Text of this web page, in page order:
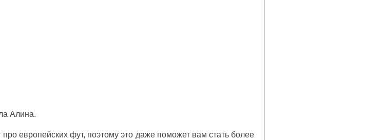
Алина.
европейских фут, поэтому это даже поможет вам стать более